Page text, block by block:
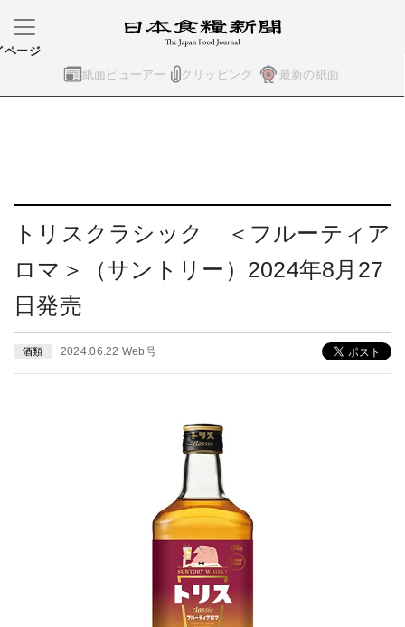
紙面ビューアー クリッピング 最新の紙面
ページ
トリスクラシック ＜フルーティア
ロマ＞（サントリー）2024年8月27
日発売
酒類 2024.06.22 Web号